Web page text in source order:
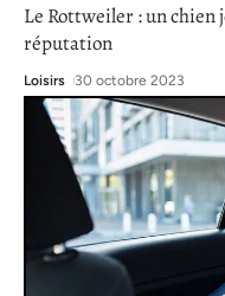
Le Rottweiler : un chien
réputation
Loisirs 30 octobre 2023